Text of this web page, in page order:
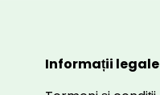
Informații legale